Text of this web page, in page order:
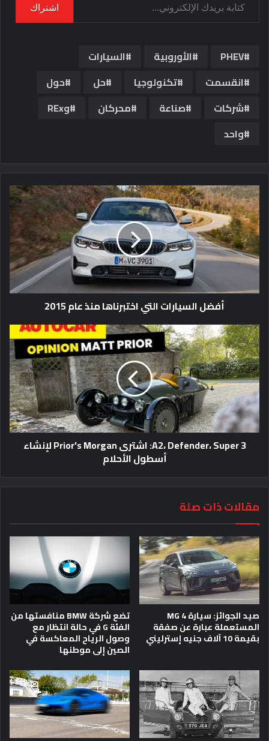
اشتراك
PHEV الأوروبية
السيارات
انقسمت
تكنولوجيا حل
حول
شركات
صناعة محركان
وREx
واحد
أفضل السيارات التي اختبرناها منذ عام 2015
A2، Defender، Super 3: اشترى Prior's Morgan لإنشاء
أسطول الأحلام
مقالات ذات صلة
صيد الجوائز: سيارة MG 4
المستعملة عبارة عن صفقة
بقيمة 10 آلاف جنيه إسترليني
تضع شركة BMW منافستها من
الفئة G في حالة انتظار مع
وصول الرياح المعاكسة في
الصين إلى موطنها